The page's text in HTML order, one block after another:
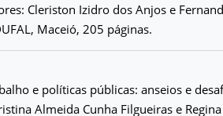
Cleriston Izidro dos Anjos e
Maceió, 205 páginas.
e políticas públicas: anseios e
Almeida Cunha Filgueiras e